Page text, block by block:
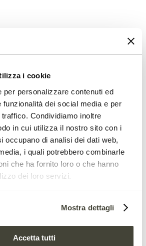
i cookie
per personalizzare contenuti ed
funzionalità dei social media e per
Condividiamo inoltre
in cui utilizza il nostro sito con i
occupano di analisi dei dati web,
i quali potrebbero combinarle
che ha fornito loro o che hanno
dei loro servizi.
Mostra dettagli
Accetta tutti
mediterranee servizi
essenziali
per il futuro delle
peraltro, è legata
dei servizi
esse associati. Oltre a
biodiversità, infatti,
proteggono dall’erosione
il clima regionale e le